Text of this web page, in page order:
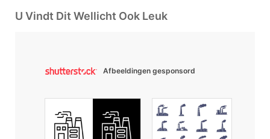
U Vindt Dit Wellicht Ook Leuk
Afbeeldingen gesponsord